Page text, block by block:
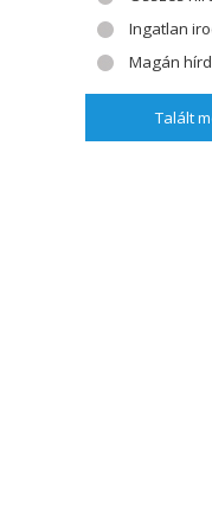
Ingatlan
Magán
Talált